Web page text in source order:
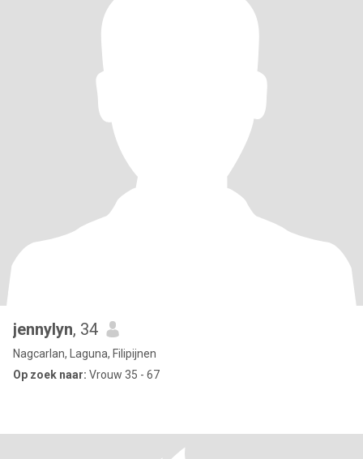
jennylyn, 34
Nagcarlan, Laguna, Filipijnen
Op zoek naar: Vrouw 35 - 67